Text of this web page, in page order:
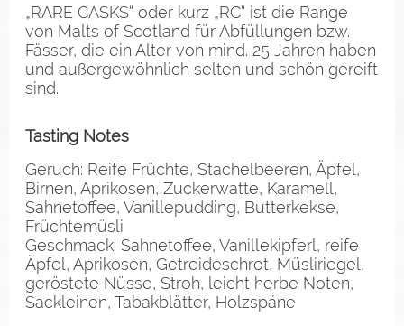
„RARE CASKS“ oder kurz „RC“ ist die Range
von Malts of Scotland für Abfüllungen bzw.
Fässer, die ein Alter von mind. 25 Jahren haben
und außergewöhnlich selten und schön gereift
sind.
Tasting Notes
Geruch: Reife Früchte, Stachelbeeren, Äpfel,
Birnen, Aprikosen, Zuckerwatte, Karamell,
Sahnetoffee, Vanillepudding, Butterkekse,
Früchtemüsli
Geschmack: Sahnetoffee, Vanillekipferl, reife
Äpfel, Aprikosen, Getreideschrot, Müsliriegel,
geröstete Nüsse, Stroh, leicht herbe Noten,
Sackleinen, Tabakblätter, Holzspäne